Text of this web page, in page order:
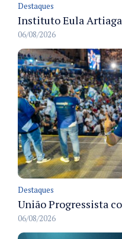
Destaques
06/08/2026
Destaques
06/08/2026